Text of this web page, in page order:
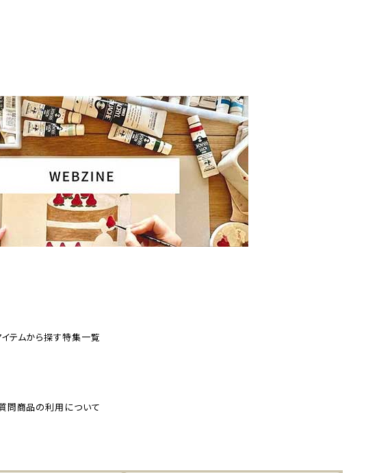
イテムから探す特集一覧
問商品の利用について